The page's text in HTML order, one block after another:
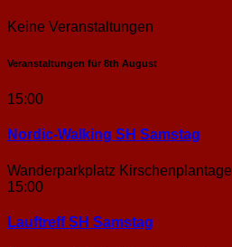
Keine Veranstaltungen
Veranstaltungen für 8th August
15:00
Nordic-Walking SH Samstag
Wanderparkplatz Kirschenplantage
15:00
Lauftreff SH Samstag